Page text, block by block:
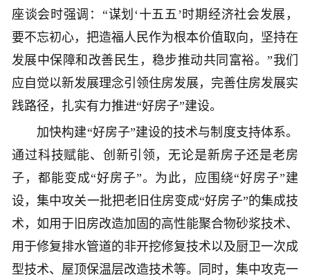
座谈会时强调：“谋划‘十五五’时期经济社会发展，
要不忘初心，把造福人民作为根本价值取向，坚持在
发展中保障和改善民生，稳步推动共同富裕。”我们
应自觉以新发展理念引领住房发展，完善住房发展实
践路径，扎实有力推进“好房子”建设。
加快构建“好房子”建设的技术与制度支持体系。
通过科技赋能、创新引领，无论是新房子还是老房
子，都能变成“好房子”。为此，应围绕“好房子”建
设，集中攻关一批把老旧住房变成“好房子”的集成技
术，如用于旧房改造加固的高性能聚合物砂浆技术、
用于修复排水管道的非开挖修复技术以及厨卫一次成
型技术、屋顶保温层改造技术等。同时，集中攻克一